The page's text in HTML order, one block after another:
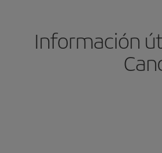
Información